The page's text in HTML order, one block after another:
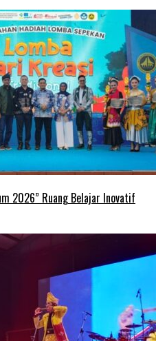
2026” Ruang Belajar Inovatif